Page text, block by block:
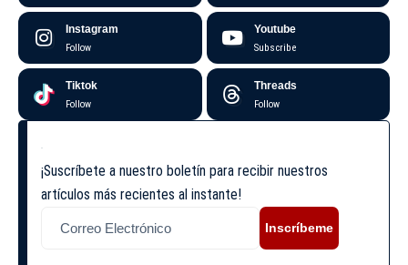
Instagram
Follow
Youtube
Subscribe
Tiktok
Follow
Threads
Follow
¡Suscríbete a nuestro boletín para recibir nuestros
artículos más recientes al instante!
Inscríbeme